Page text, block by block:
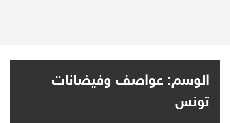
الوسم: عواصف وفيضانات
تونس